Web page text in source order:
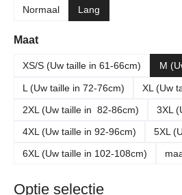
Normaal Lang
Selecteer
Maat
XS/S (Uw taille in 61-66cm) M
L (Uw taille in 72-76cm)
XL (Uw
2XL (Uw taille in 82-86cm)
3XL
4XL (Uw taille in 92-96cm)
5XL
6XL (Uw taille in 102-108cm)
Optie selectie